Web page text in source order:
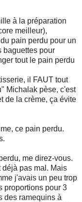
à la préparation
meilleur),
pain perdu pour un
baguettes pour
tout le pain perdu
il FAUT tout
Michalak pèse, c'est
de la crème, ça évite
ce pain perdu.
me direz-vous.
déjà pas mal. Mais
j'avais un peu trop
proportions pour 3
des ramequins à